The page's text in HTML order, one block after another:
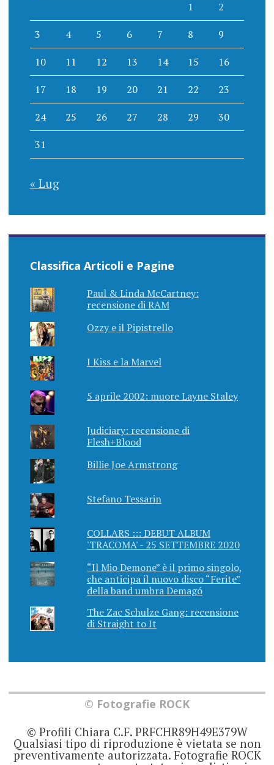
1 2
3 4 5 6 7 8 9
10 11 12 13 14 15 16
17 18 19 20 21 22 23
24 25 26 27 28 29 30
31
« Lug
Classifica Articoli e Pagine
Paul & Linda McCartney:
recensione di RAM
Ozzy e il Pipistrello
I Kiss e la Marvel
5 aprile 2002: muore Layne Staley
Judiciary: recensione di
Flesh+Blood
Billie Joe Armstrong
Stefano Tessarin
COLLARS ::: DEBUT ALBUM
'TRACOMA' - 25 SETTEMBRE 2020
“Il Mio Demone” è il primo singolo,
che anticipa il nuovo disco “Ferite”
della band umbra Demagó
The Zac Schulze Gang: recensione
di Straight to It
© Fotografie ROCK
© Profili Chiara C.F. PRFCHR89H49E379W
Qualsiasi tipo di riproduzione è vietata se non
preventivamente autorizzata. Fotografie ROCK